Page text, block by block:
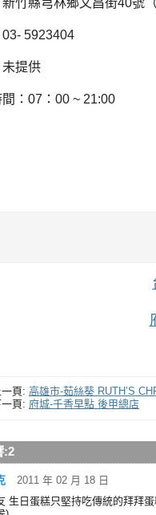
竹縣芎林鄉文昌街40號
03- 5923404
提供
：07：00 ~ 21:00
一頁: 高雄市-茹絲葵 RUTH’S
頁: 府城-千香早點 後甲總店
:2
2011 年 02 月 18 日
生日蛋糕只堅持吃傳統的拜拜